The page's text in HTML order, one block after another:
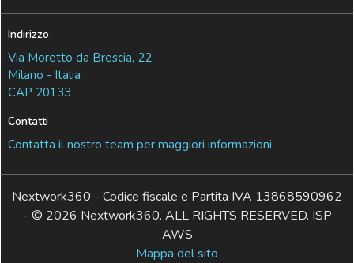
Indirizzo
Via Moretto da Brescia, 22
Milano - Italia
CAP 20133
Contatti
Contatta il nostro team per maggiori informazioni
Nextwork360 - Codice fiscale e Partita IVA 13868590962
- © 2026 Nextwork360. ALL RIGHTS RESERVED. ISP
AWS
Mappa del sito